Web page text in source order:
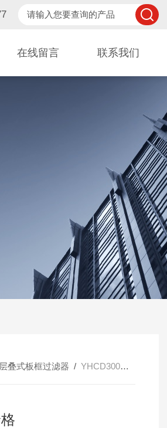
在线留言 联系我们
叠式板框过滤器 / YHCD300层叠式板框过滤器价格